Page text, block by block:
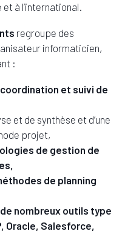
à l’international.
regroupe des
informaticien,
:
et suivi de
et de synthèse et d’une
projet,
de gestion de
de planning
nombreux outils type
Oracle, Salesforce,